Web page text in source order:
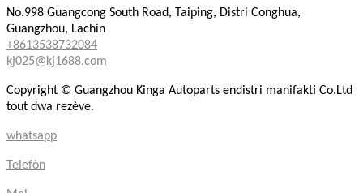
No.998 Guangcong South Road, Taiping, Distri Conghua,
Guangzhou, Lachin
+8613538732084
kj025@kj1688.com
Copyright © Guangzhou Kinga Autoparts endistri manifakti Co.Ltd
tout dwa rezève.
whatsapp
Telefòn